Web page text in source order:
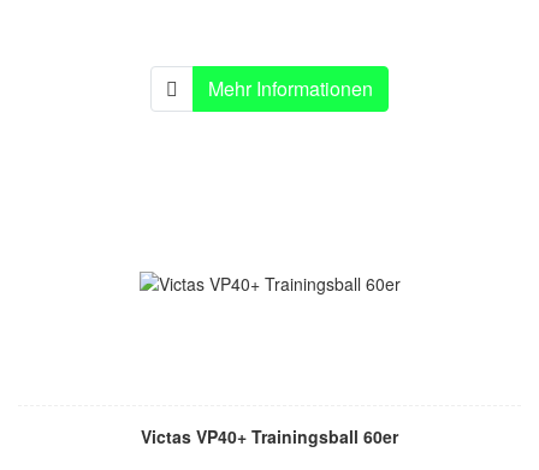
Mehr Informationen
Victas VP40+ Trainingsball 60er